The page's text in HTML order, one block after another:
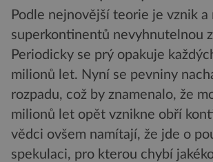
Podle nejnovější teorie je vznik a
superkontinentů nevyhnutelnou
Periodicky se prý opakuje
milionů let. Nyní se pevniny
rozpadu, což by znamenalo, že
milionů let opět vznikne obří
vědci ovšem namítají, že jde o
spekulaci, pro kterou chybí